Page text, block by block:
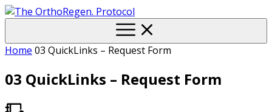
Home 03 QuickLinks – Request Form
03 QuickLinks – Request Form